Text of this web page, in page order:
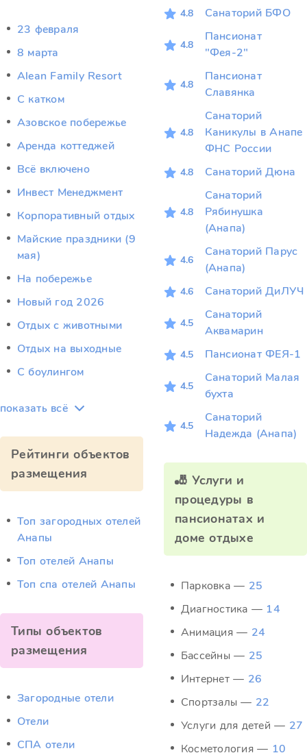
23 февраля
8 марта
Alean Family Resort
C катком
Азовское побережье
Аренда коттеджей
Всё включено
Инвест Менеджмент
Корпоративный отдых
Майские праздники (9
мая)
На побережье
Новый год 2026
Отдых c животными
Отдых на выходные
С боулингом
показать всё
Рейтинги объектов
размещения
Топ загородных отелей
Анапы
Топ отелей Анапы
Топ спа отелей Анапы
Типы объектов
размещения
Загородные отели
Отели
СПА отели
4.8 Санаторий БФО
4.8
Пансионат
"Фея-2"
4.8
Пансионат
Славянка
4.8
Санаторий
Каникулы в Анапе
ФНС России
4.8 Санаторий Дюна
4.8
Санаторий
Рябинушка
(Анапа)
4.6
Санаторий Парус
(Анапа)
4.6 Санаторий ДиЛУЧ
4.5
Санаторий
Аквамарин
4.5 Пансионат ФЕЯ-1
4.5
Санаторий Малая
бухта
4.5
Санаторий
Надежда (Анапа)
🎳 Услуги и
процедуры в
пансионатах и
доме отдыхе
Парковка — 25
Диагностика — 14
Анимация — 24
Бассейны — 25
Интернет — 26
Спортзалы — 22
Услуги для детей — 27
Косметология — 10